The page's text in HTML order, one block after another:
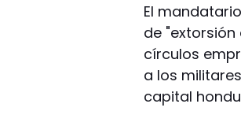
El
de
círculos
a los
capital